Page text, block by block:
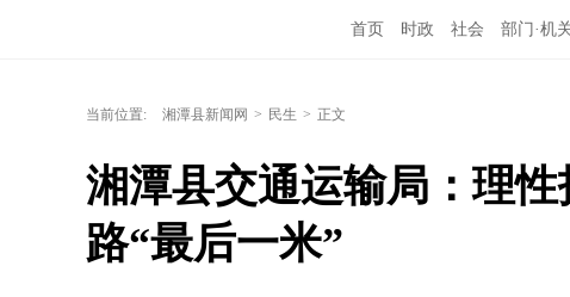
首页 时政 社会 部门·机
当前位置: 湘潭县新闻网 > 民生 > 正文
湘潭县交通运输局：理
路“最后一米”